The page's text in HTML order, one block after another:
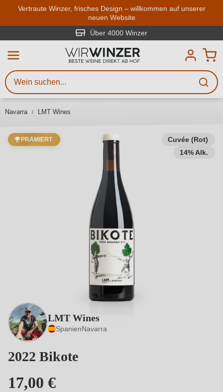
Zum Hauptinhalt springen
Vertraute Winzer, frisches Design – willkommen auf unserer
neuen Website
Über 4000 Winzer
Navarra LMT Wines
Cuvée (Rot)
14% Alk.
PRÄMIERT
LMT Wines
SpanienNavarra
2022 Bikote
17,00 €
Weinsuche
Mindestens 3 Zeichen eingeben
Beschreiben Sie, welchen Wein
Sie suchen – ob nach Geschmack,